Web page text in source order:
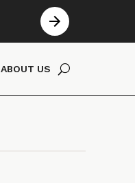
ABOUT US